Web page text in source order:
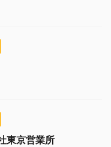
東京営業所